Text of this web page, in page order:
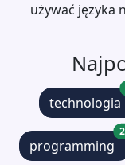
używać języka
technologia
programming